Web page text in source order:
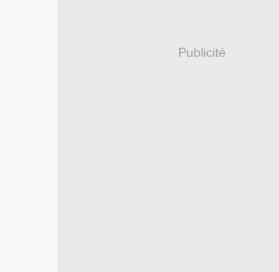
Publicité